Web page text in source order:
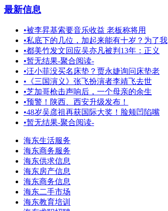
最新信息
•被李昇基索要音乐收益 老板称将用
•私底下的几位，加起来能有十岁？为了我
•都美竹发文回应吴亦凡被判13年：正义
•暂无结果-聚合阅读-
•汪小菲没买名床垫？贾永婕询问床垫老
• 《三国演义》张飞扮演者李靖飞去世
•芝加哥枪击声响后，一个母亲的余生
•预警！陕西、西安升级发布！
•48岁吴彦祖再获国际大奖！脸颊凹陷嘴
•暂无结果-聚合阅读-
海东生活服务
海东商务服务
海东供求信息
海东房产信息
海东商务信息
海东二手市场
海东教育培训